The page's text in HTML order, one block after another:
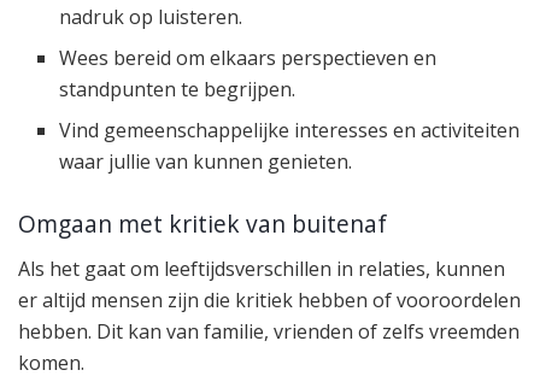
nadruk op luisteren.
Wees bereid om elkaars perspectieven en
standpunten te begrijpen.
Vind gemeenschappelijke interesses en activiteiten
waar jullie van kunnen genieten.
Omgaan met kritiek van buitenaf
Als het gaat om leeftijdsverschillen in relaties, kunnen
er altijd mensen zijn die kritiek hebben of vooroordelen
hebben. Dit kan van familie, vrienden of zelfs vreemden
komen.